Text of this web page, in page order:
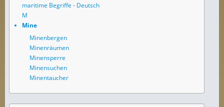
maritime Begriffe - Deutsch
M
Mine
Minenbergen
Minenräumen
Minensperre
Minensuchen
Minentaucher